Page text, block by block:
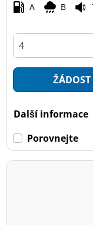
A B
Další informace
Porovnejte